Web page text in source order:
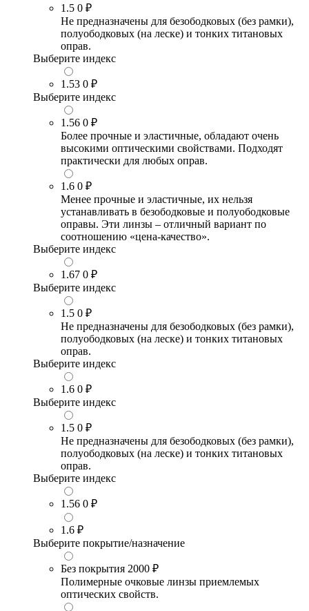
1.5 0 ₽
Не предназначены для безободковых (без рамки),
полуободковых (на леске) и тонких титановых
оправ.
Выберите индекс
1.53 0 ₽
Выберите индекс
1.56 0 ₽
Более прочные и эластичные, обладают очень
высокими оптическими свойствами. Подходят
практически для любых оправ.
1.6 0 ₽
Менее прочные и эластичные, их нельзя
устанавливать в безободковые и полуободковые
оправы. Эти линзы – отличный вариант по
соотношению «цена-качество».
Выберите индекс
1.67 0 ₽
Выберите индекс
1.5 0 ₽
Не предназначены для безободковых (без рамки),
полуободковых (на леске) и тонких титановых
оправ.
Выберите индекс
1.6 0 ₽
Выберите индекс
1.5 0 ₽
Не предназначены для безободковых (без рамки),
полуободковых (на леске) и тонких титановых
оправ.
Выберите индекс
1.56 0 ₽
1.6 ₽
Выберите покрытие/назначение
Без покрытия 2000 ₽
Полимерные очковые линзы приемлемых
оптических свойств.